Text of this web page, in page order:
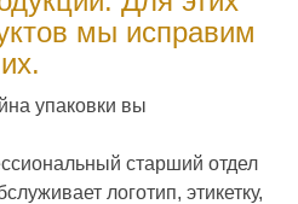
мы исправим
упаковки вы
старший отдел
логотип, этикетку,